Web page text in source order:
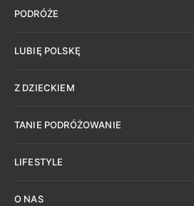
PODRÓŻE
LUBIĘ POLSKĘ
Z DZIECKIEM
TANIE PODRÓŻOWANIE
LIFESTYLE
O NAS